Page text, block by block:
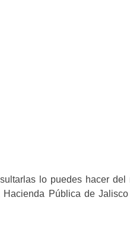
lo puedes hacer
Pública de